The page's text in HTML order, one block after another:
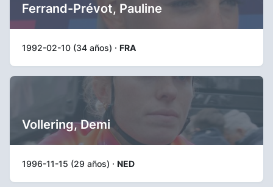
Ferrand-Prévot, Pauline
1992-02-10 (34 años) · FRA
Vollering, Demi
1996-11-15 (29 años) · NED